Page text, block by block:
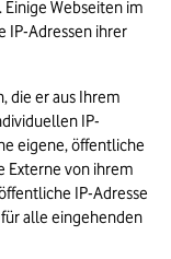
Webseiten im
IP-Adressen ihrer
die er aus Ihrem
IP-
eigene, öffentliche
Externe von ihrem
IP-Adresse
alle eingehenden